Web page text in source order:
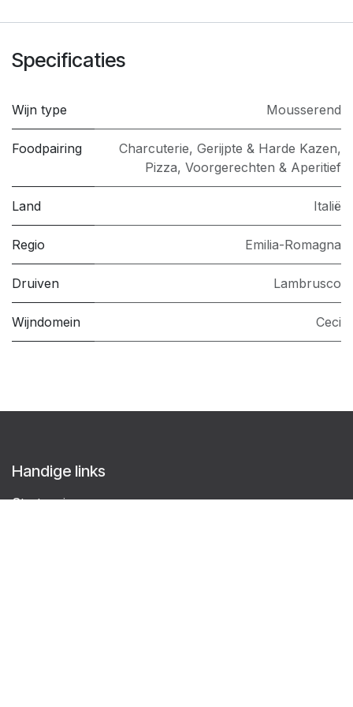
Specificaties
Wijn type Mousserend
Foodpairing Charcuterie, Gerijpte & Harde Kazen,
Pizza, Voorgerechten & Aperitief
Land Italië
Regio Emilia-Romagna
Druiven Lambrusco
Wijndomein Ceci
Handige links
Startpagina